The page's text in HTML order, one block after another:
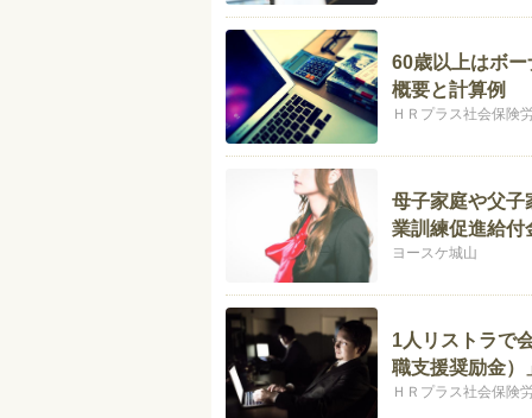
60歳以上はボ
概要と計算例
ＨＲプラス社会保険
母子家庭や父子
業訓練促進給付
ヨースケ城山
1人リストラで
職支援奨励金）
ＨＲプラス社会保険